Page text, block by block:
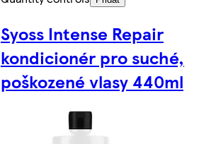
Syoss Intense Repair
kondicionér pro suché,
poškozené vlasy 440ml